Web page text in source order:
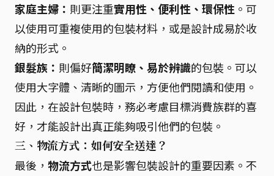
家庭主婦： 則更注重實用性、便利性、環保性 。可
以使用可重複使用的包裝材料，或是設計成易於收
納的形式。
銀髮族： 則偏好簡潔明瞭、易於辨識的包裝。可以
使用大字體、清晰的圖示，方便他們閱讀和使用。
因此，在設計包裝時，務必考慮目標消費族群的喜
好，才能設計出真正能夠吸引他們的包裝。
三、物流方式：如何安全送達？
最後， 物流方式也是影響包裝設計的重要因素。不